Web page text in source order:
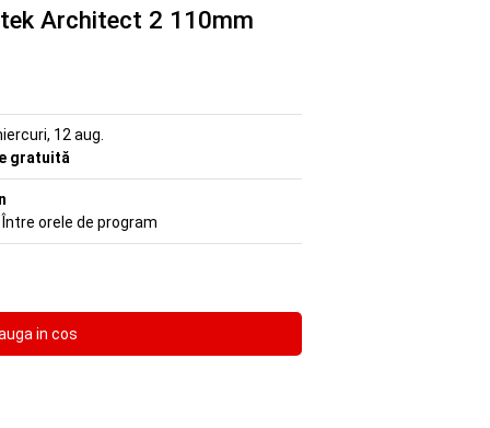
Architect 2 110mm
12 aug.
gratuită
orele de program